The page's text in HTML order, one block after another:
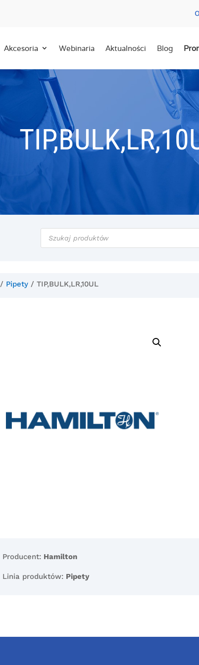
Akcesoria Webinaria Aktualności Blog
Wyszukiwarka
produktów
/ Pipety / TIP,BULK,LR,10UL
Producent: Hamilton
Linia produktów: Pipety